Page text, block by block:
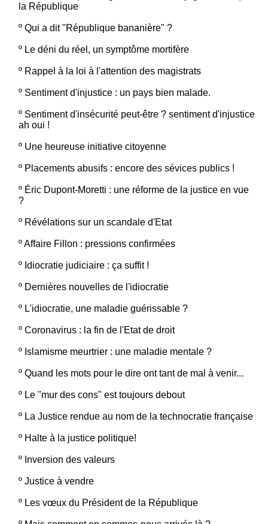
la République
º Qui a dit "République bananière" ?
º Le déni du réel, un symptôme mortifère
º Rappel à la loi à l'attention des magistrats
º Sentiment d'injustice : un pays bien malade.
º Sentiment d'insécurité peut-être ? sentiment d'injustice
ah oui !
º Une heureuse initiative citoyenne
º Placements abusifs : encore des sévices publics !
º Éric Dupont-Moretti : une réforme de la justice en vue
?
º Révélations sur un scandale d'Etat
ºAffaire Fillon : pressions confirmées
º Idiocratie judiciaire : ça suffit !
º Dernières nouvelles de l'idiocratie
º L'idiocratie, une maladie guérissable ?
º Coronavirus : la fin de l'Etat de droit
º Islamisme meurtrier : une maladie mentale ?
º Quand les mots pour le dire ont tant de mal à venir...
º Le "mur des cons" est toujours debout
º La Justice rendue au nom de la technocratie française
º Halte à la justice politique!
º Inversion des valeurs
º Justice à vendre
º Les vœux du Président de la République